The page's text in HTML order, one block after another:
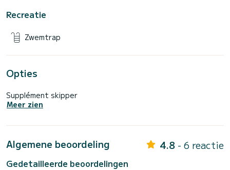
Recreatie
Zwemtrap
Opties
Supplément skipper
Meer zien
Algemene beoordeling 4.8 - 6 reactie
Gedetailleerde beoordelingen